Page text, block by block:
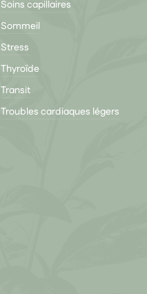
Soins capillaires
Sommeil
Stress
Thyroïde
Transit
Troubles cardiaques légers